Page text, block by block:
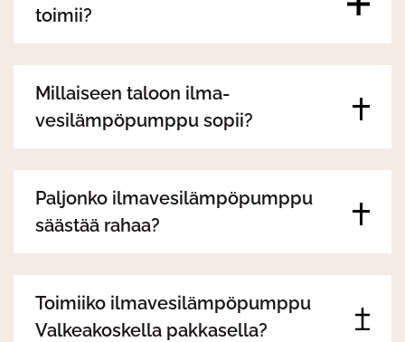
toimii?
Millaiseen taloon ilma-
vesilämpöpumppu sopii?
Paljonko ilmavesilämpöpumppu
säästää rahaa?
Toimiiko ilmavesilämpöpumppu
Valkeakoskella pakkasella?